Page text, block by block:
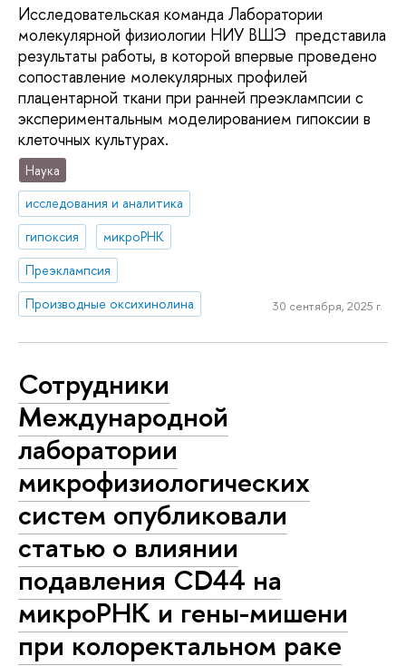
Исследовательская команда Лаборатории
молекулярной физиологии НИУ ВШЭ представила
результаты работы, в которой впервые проведено
сопоставление молекулярных профилей
плацентарной ткани при ранней преэклампсии с
экспериментальным моделированием гипоксии в
клеточных культурах.
Наука
исследования и аналитика
гипоксия
микроРНК
Преэклампсия
Производные оксихинолина
30 сентября, 2025 г.
Сотрудники
Международной
лаборатории
микрофизиологических
систем опубликовали
статью о влиянии
подавления CD44 на
микроРНК и гены-мишени
при колоректальном раке